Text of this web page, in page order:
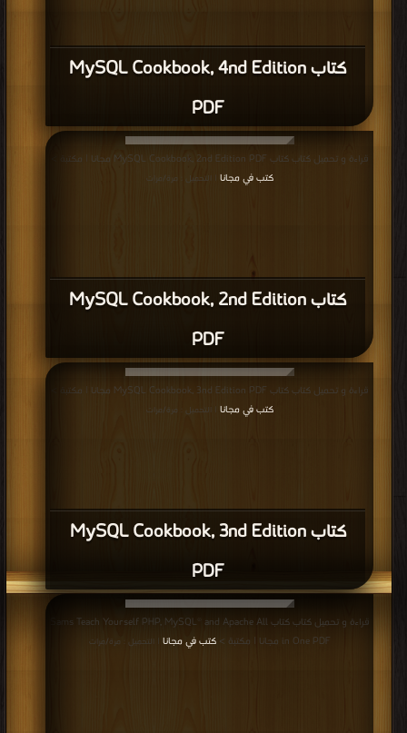
كتاب MySQL Cookbook, 4nd Edition
PDF
كتاب MySQL Cookbook, 2nd Edition
PDF
قراءة و تحميل كتاب كتاب MySQL Cookbook, 2nd Edition PDF مجانا | مكتبة >
كتب في مجانا | التحميل : مرة/مرات
كتاب MySQL Cookbook, 3nd Edition
PDF
قراءة و تحميل كتاب كتاب MySQL Cookbook, 3nd Edition PDF مجانا | مكتبة >
كتب في مجانا | التحميل : مرة/مرات
قراءة و تحميل كتاب كتاب Sams Teach Yourself PHP, MySQL® and Apache All
in One PDF مجانا | مكتبة >
كتب في مجانا | التحميل : مرة/مرات